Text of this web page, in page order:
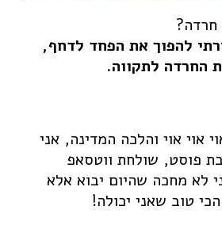
חרדה?
להפוך את הפחד לדחף,
החרדה לתקווה.
אוי אוי והלכה המדינה, אני
פוסט, שולחת ווטסאפ
לא מחכה שהיום יבוא אלא
טוב שאני יכולה!